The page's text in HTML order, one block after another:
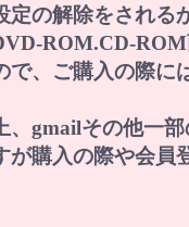
定の解除をされる
ROM.CD-ROM
で、ご購入の際に
、gmailその他一
が購入の際や会員